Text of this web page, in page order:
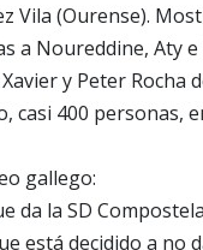
Vila (Ourense).
a Noureddine, Aty
y Peter Rocha
casi 400 personas,
gallego:
da la SD
está decidido a no